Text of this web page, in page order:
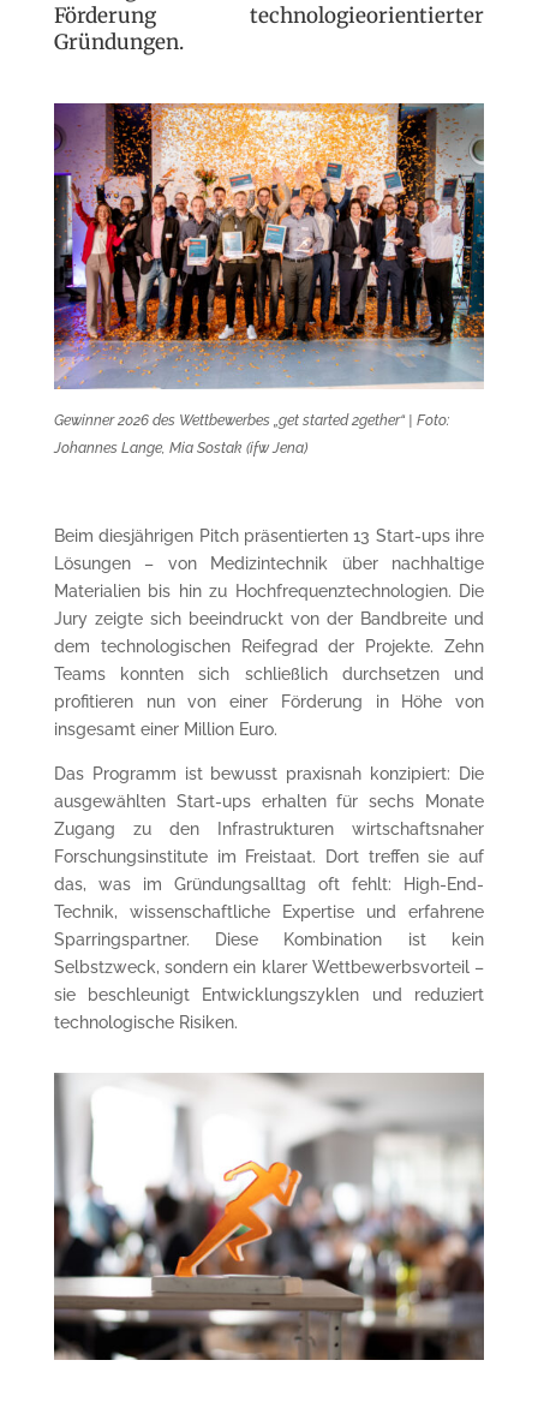
Förderung technologieorientierter
Gründungen.
Gewinner 2026 des Wettbewerbes „get started 2gether“ | Foto:
Johannes Lange, Mia Sostak (ifw Jena)
Beim diesjährigen Pitch präsentierten 13 Start-ups ihre
Lösungen – von Medizintechnik über nachhaltige
Materialien bis hin zu Hochfrequenztechnologien. Die
Jury zeigte sich beeindruckt von der Bandbreite und
dem technologischen Reifegrad der Projekte. Zehn
Teams konnten sich schließlich durchsetzen und
profitieren nun von einer Förderung in Höhe von
insgesamt einer Million Euro.
Das Programm ist bewusst praxisnah konzipiert: Die
ausgewählten Start-ups erhalten für sechs Monate
Zugang zu den Infrastrukturen wirtschaftsnaher
Forschungsinstitute im Freistaat. Dort treffen sie auf
das, was im Gründungsalltag oft fehlt: High-End-
Technik, wissenschaftliche Expertise und erfahrene
Sparringspartner. Diese Kombination ist kein
Selbstzweck, sondern ein klarer Wettbewerbsvorteil –
sie beschleunigt Entwicklungszyklen und reduziert
technologische Risiken.